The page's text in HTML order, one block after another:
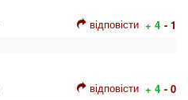
відповісти + 4 - 1
відповісти + 4 - 0